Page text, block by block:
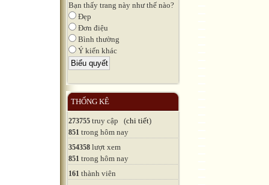
Bạn thấy trang này như thế nào?
Đẹp
Đơn điệu
Bình thường
Ý kiến khác
THỐNG KÊ
273755 truy cập (chi tiết)
851 trong hôm nay
354358 lượt xem
851 trong hôm nay
161 thành viên